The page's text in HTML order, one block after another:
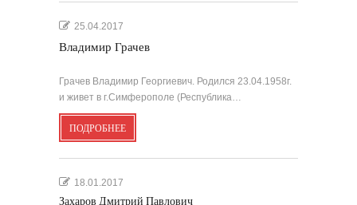
25.04.2017
Владимир Грачев
Грачев Владимир Георгиевич. Родился 23.04.1958г.
и живет в г.Симферополе (Республика…
ПОДРОБНЕЕ
18.01.2017
Захаров Дмитрий Павлович